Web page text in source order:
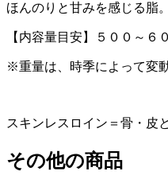
ほんのりと甘みを感じる脂。
【内容量目安】５００～６
※重量は、時季によって変
スキンレスロイン＝骨・皮
その他の商品